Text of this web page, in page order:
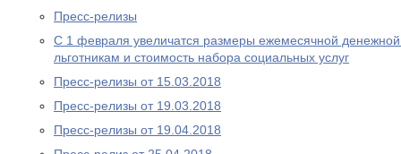
Пресс-релизы
С 1 февраля увеличатся размеры ежемесячной
льготникам и стоимость набора социальных услуг
Пресс-релизы от 15.03.2018
Пресс-релизы от 19.03.2018
Пресс-релизы от 19.04.2018